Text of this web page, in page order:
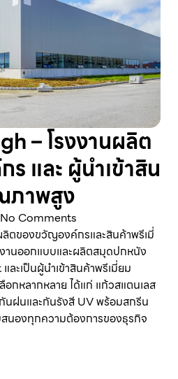
– โรงงานผลิต
และ ผู้นำเข้าสิน
ภาพสูง
No Comments
ลิตของขวัญองค์กรและสินค้าพรีเมี่
านออกแบบและผลิตสมุดปกหนัง
ะเป็นผู้นำเข้าสินค้าพรีเมี่ยม
หลากหลาย ได้แก่ แก้วสแตนเลส
นฝนและกันรังสี UV พร้อมสกรีน
นองทุกความต้องการของธุรกิจ